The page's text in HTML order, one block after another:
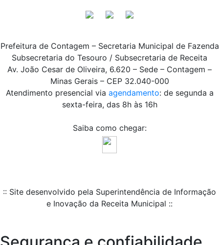
Prefeitura de Contagem – Secretaria Municipal de Fazenda
Subsecretaria do Tesouro / Subsecretaria de Receita
Av. João Cesar de Oliveira, 6.620 – Sede – Contagem –
Minas Gerais – CEP 32.040-000
Atendimento presencial via agendamento: de segunda a
sexta-feira, das 8h às 16h
Saiba como chegar:
:: Site desenvolvido pela Superintendência de Informação
e Inovação da Receita Municipal ::